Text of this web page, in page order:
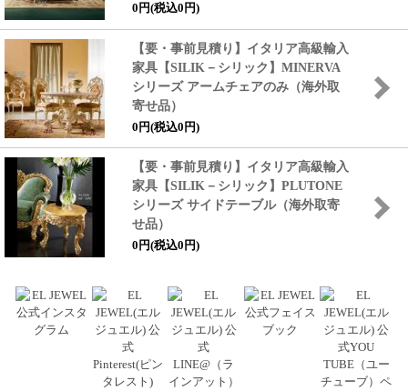
0円(税込0円)
【要・事前見積り】イタリア高級輸入
家具【SILIK－シリック】 MINERVA
シリーズ アームチェアのみ（海外取
寄せ品）
0円(税込0円)
【要・事前見積り】イタリア高級輸入
家具【SILIK－シリック】 PLUTONE
シリーズ サイドテーブル（海外取寄
せ品）
0円(税込0円)